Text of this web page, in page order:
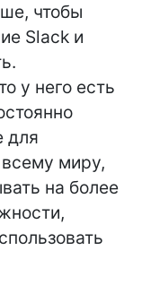
чтобы
Slack и
у него есть
для
миру,
на более